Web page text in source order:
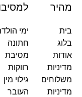
מהיר
בית
בלוג
אודות
מדיניות
משלוחים
מדיניות
ימי
חתונה
מסיבת
רווקות
גילוי מין
העובר